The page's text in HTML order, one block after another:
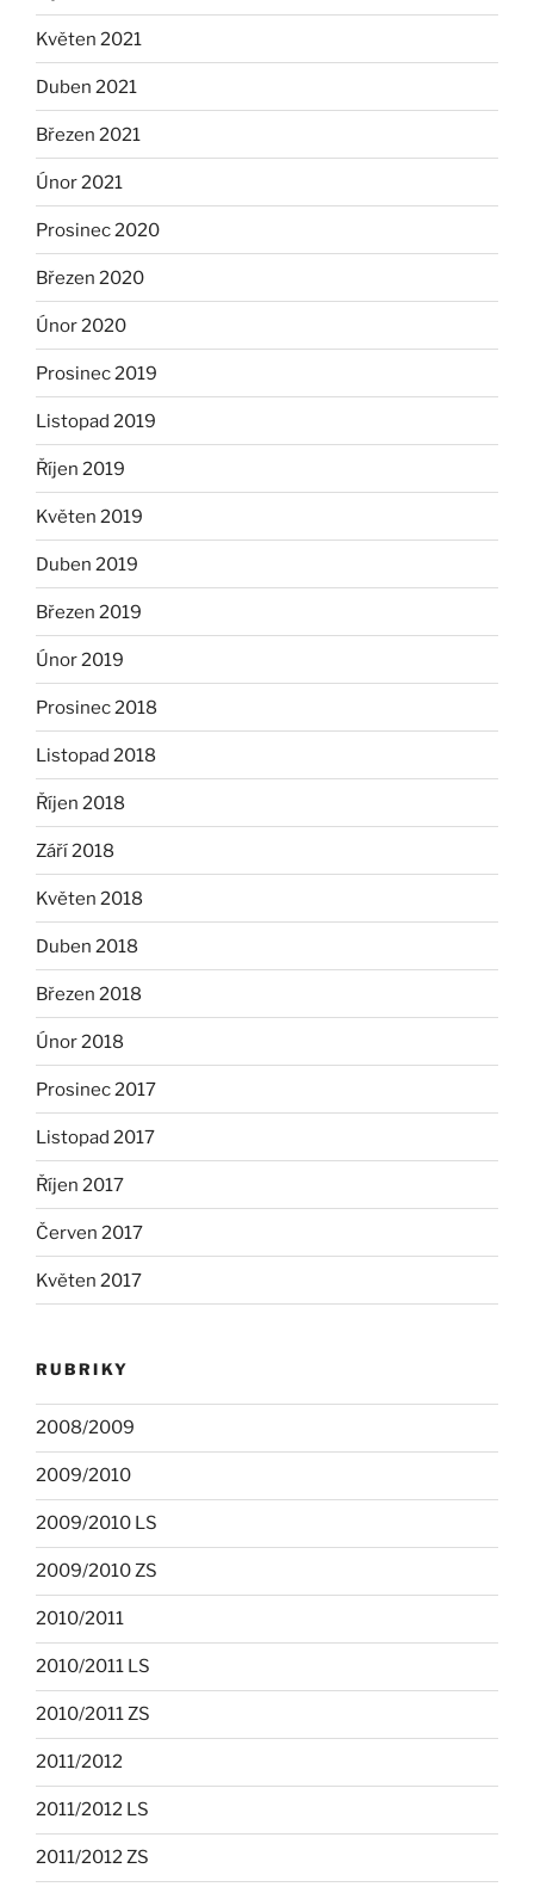
Květen 2021
Duben 2021
Březen 2021
Únor 2021
Prosinec 2020
Březen 2020
Únor 2020
Prosinec 2019
Listopad 2019
Říjen 2019
Květen 2019
Duben 2019
Březen 2019
Únor 2019
Prosinec 2018
Listopad 2018
Říjen 2018
Září 2018
Květen 2018
Duben 2018
Březen 2018
Únor 2018
Prosinec 2017
Listopad 2017
Říjen 2017
Červen 2017
Květen 2017
RUBRIKY
2008/2009
2009/2010
2009/2010 LS
2009/2010 ZS
2010/2011
2010/2011 LS
2010/2011 ZS
2011/2012
2011/2012 LS
2011/2012 ZS